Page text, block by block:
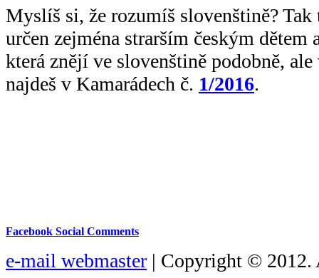
Myslíš si, že rozumíš slovenštině?
určen zejména strarším českým dětem
která znějí ve slovenštině podobně,
najdeš v Kamarádech č. 1/2016.
Facebook Social Comments
e-mail webmaster | Copyright © 2012.